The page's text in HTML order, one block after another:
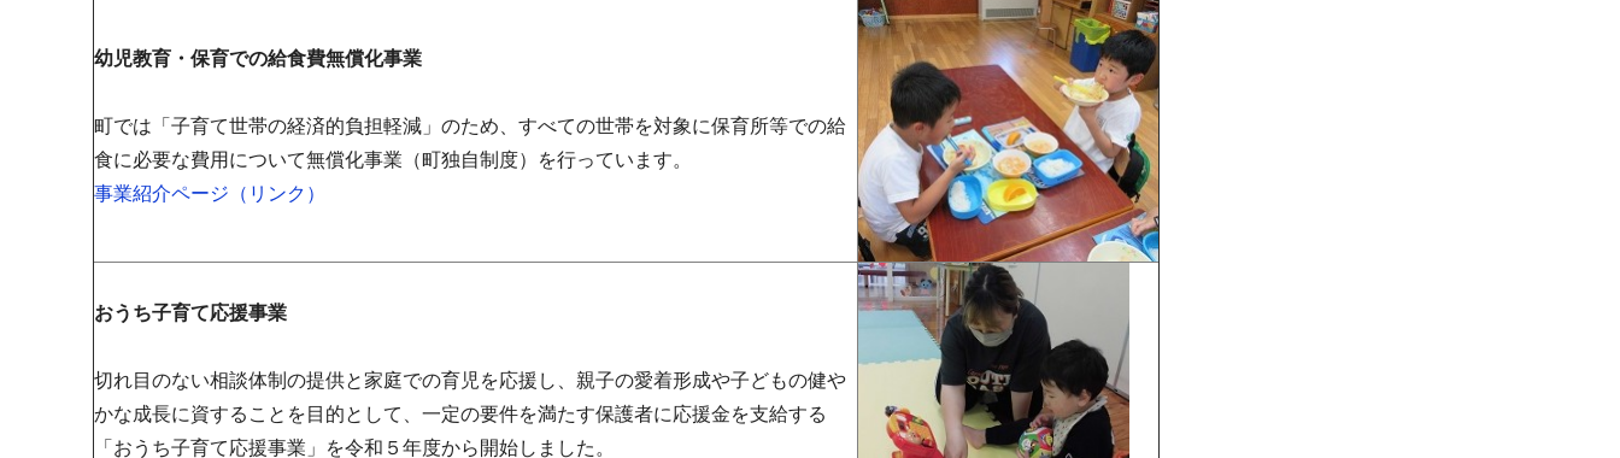
幼児教育・保育での給食費無償化事業
町では「子育て世帯の経済的負担軽減」のため、すべての世帯を対象に保育所等での給
食に必要な費用について無償化事業（町独自制度）を行っています。
事業紹介ページ（リンク）
おうち子育て応援事業
切れ目のない相談体制の提供と家庭での育児を応援し、親子の愛着形成や子どもの健や
かな成長に資することを目的として、一定の要件を満たす保護者に応援金を支給する
「おうち子育て応援事業」を令和５年度から開始しました。